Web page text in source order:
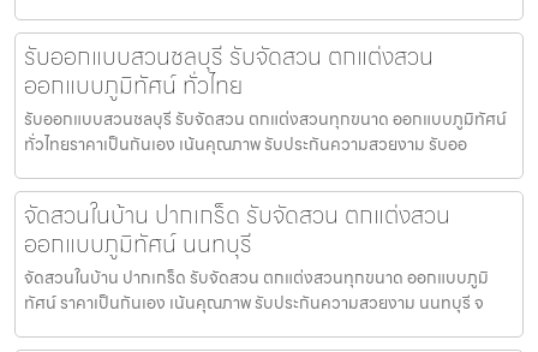
รับออกแบบสวนชลบุรี รับจัดสวน ตกแต่งสวน
ออกแบบภูมิทัศน์ ทั่วไทย
รับออกแบบสวนชลบุรี รับจัดสวน ตกแต่งสวนทุกขนาด ออกแบบภูมิทัศน์
ทั่วไทยราคาเป็นกันเอง เน้นคุณภาพ รับประกันความสวยงาม รับออ
จัดสวนในบ้าน ปากเกร็ด รับจัดสวน ตกแต่งสวน
ออกแบบภูมิทัศน์ นนทบุรี
จัดสวนในบ้าน ปากเกร็ด รับจัดสวน ตกแต่งสวนทุกขนาด ออกแบบภูมิ
ทัศน์ ราคาเป็นกันเอง เน้นคุณภาพ รับประกันความสวยงาม นนทบุรี จ